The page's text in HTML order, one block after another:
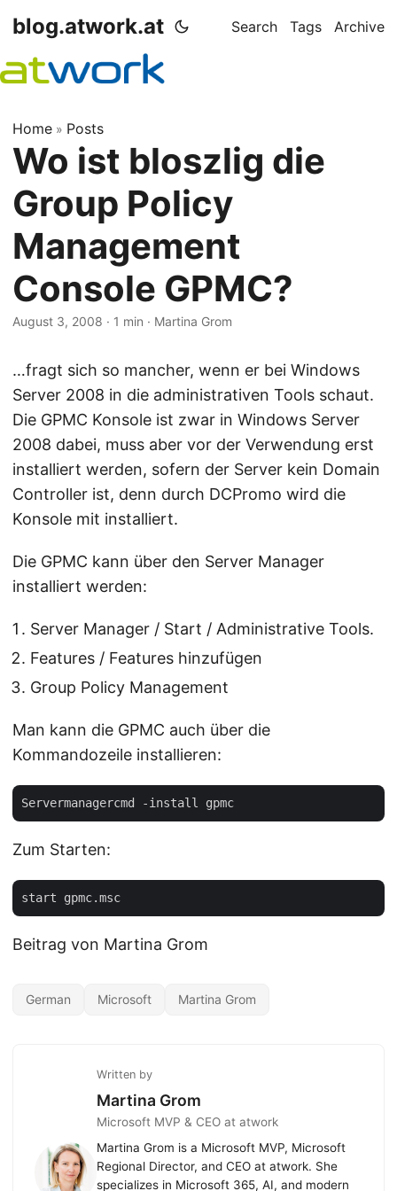
blog.atwork.at Search Tags Archive
Home » Posts
Wo ist bloszlig die
Group Policy
Management
Console GPMC?
August 3, 2008 · 1 min · Martina Grom
…fragt sich so mancher, wenn er bei Windows
Server 2008 in die administrativen Tools schaut.
Die GPMC Konsole ist zwar in Windows Server
2008 dabei, muss aber vor der Verwendung erst
installiert werden, sofern der Server kein Domain
Controller ist, denn durch DCPromo wird die
Konsole mit installiert.
Die GPMC kann über den Server Manager
installiert werden:
Server Manager / Start / Administrative Tools.
Features / Features hinzufügen
Group Policy Management
Man kann die GPMC auch über die
Kommandozeile installieren:
Zum Starten:
Beitrag von Martina Grom
German Microsoft Martina Grom
Written by
Martina Grom
Microsoft MVP & CEO at atwork
Martina Grom is a Microsoft MVP, Microsoft
Regional Director, and CEO at atwork. She
specializes in Microsoft 365, AI, and modern